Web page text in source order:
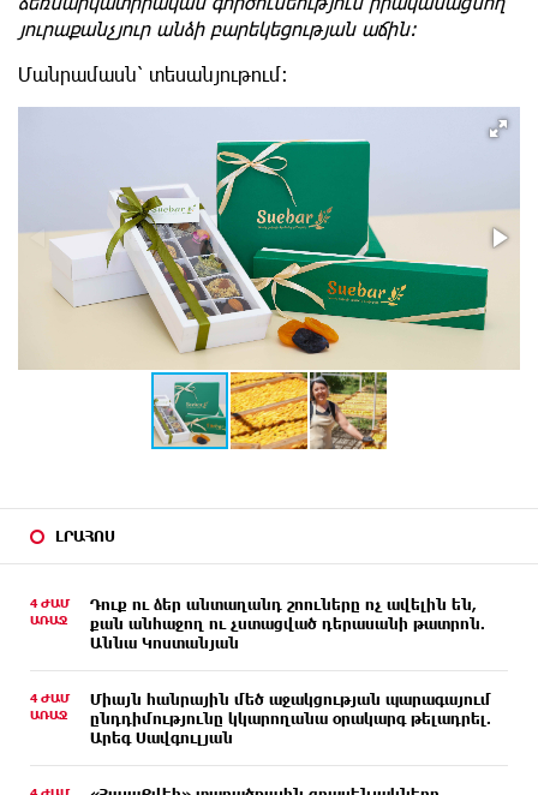
ԼՐԱՀՈՍ
4 ԺԱՄ
ԱՌԱՋ
Դուք ու ձեր անտաղանդ շոուները ոչ ավելին են,
քան անհաջող ու չստացված դերասանի թատրոն.
Աննա Կոստանյան
4 ԺԱՄ
ԱՌԱՋ
Միայն հանրային մեծ աջակցության պարագայում
ընդդիմությունը կկարողանա օրակարգ թելադրել.
Արեգ Սավգուլյան
յուրաքանչյուր անձի բարեկեցության աճին:
Մանրամասն՝ տեսանյութում։